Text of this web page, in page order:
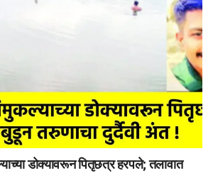
डोक्यावरून पितृछत्र हरपले; तलावात